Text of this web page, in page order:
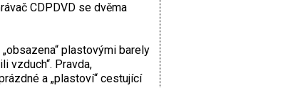
CDPDVD se dvěma
plastovými barely
vzduch“. Pravda,
a „plastoví“ cestující